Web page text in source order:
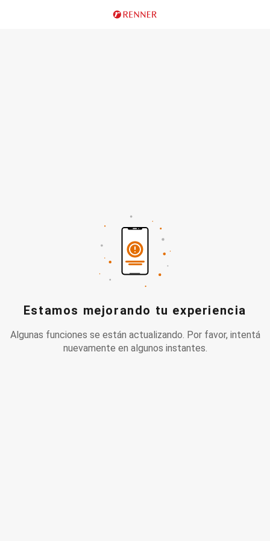
Estamos mejorando tu experiencia
Algunas funciones se están actualizando. Por favor, intentá
nuevamente en algunos instantes.